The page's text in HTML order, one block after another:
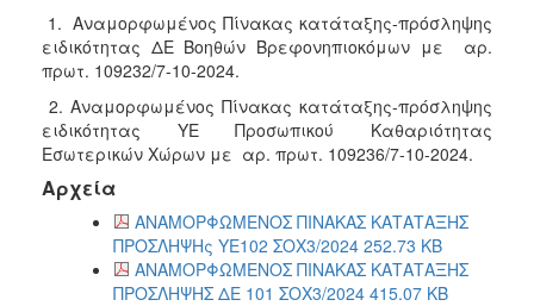
1. Αναμορφωμένος Πίνακας κατάταξης-πρόσληψης
ειδικότητας ΔΕ Βοηθών Βρεφονηπιοκόμων με αρ.
πρωτ. 109232/7-10-2024.
2. Αναμορφωμένος Πίνακας κατάταξης-πρόσληψης
ειδικότητας ΥΕ Προσωπικού Καθαριότητας
Εσωτερικών Χώρων με αρ. πρωτ. 109236/7-10-2024.
Αρχεία
ΑΝΑΜΟΡΦΩΜΕΝΟΣ ΠΙΝΑΚΑΣ ΚΑΤΑΤΑΞΗΣ
ΠΡΟΣΛΗΨΗς ΥΕ102 ΣΟΧ3/2024 252.73 KB
ΑΝΑΜΟΡΦΩΜΕΝΟΣ ΠΙΝΑΚΑΣ ΚΑΤΑΤΑΞΗΣ
ΠΡΟΣΛΗΨΗΣ ΔΕ 101 ΣΟΧ3/2024 415.07 KB